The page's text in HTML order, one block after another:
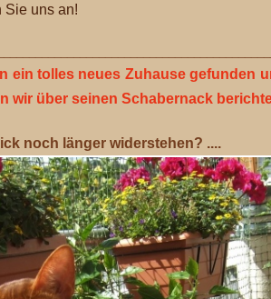
Sie uns an!
ein tolles neues Zuhause
wir über seinen Schabernack
noch länger widerstehen? ....